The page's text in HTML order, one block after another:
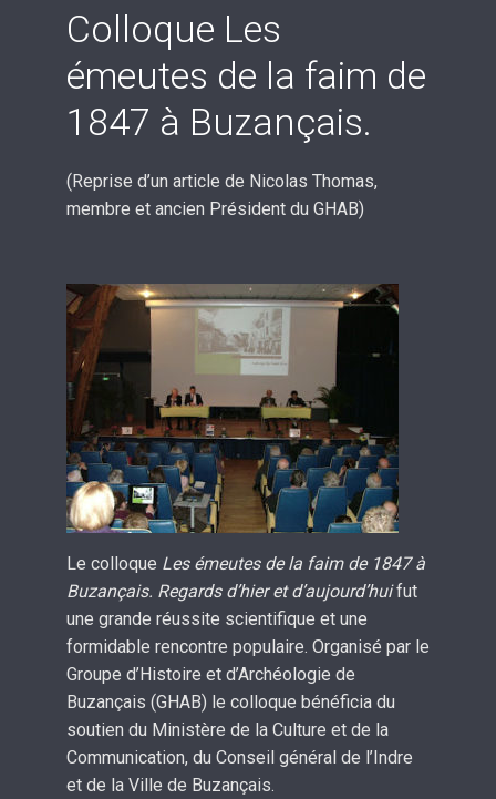
Colloque Les
émeutes de la faim de
1847 à Buzançais.
(Reprise d’un article de Nicolas Thomas,
membre et ancien Président du GHAB)
Le colloque Les émeutes de la faim de 1847 à
Buzançais. Regards d’hier et d’aujourd’huifut
une grande réussite scientifique et une
formidable rencontre populaire. Organisé par le
Groupe d’Histoire et d’Archéologie de
Buzançais (GHAB) le colloque bénéficia du
soutien du Ministère de la Culture et de la
Communication, du Conseil général de l’Indre
et de la Ville de Buzançais.